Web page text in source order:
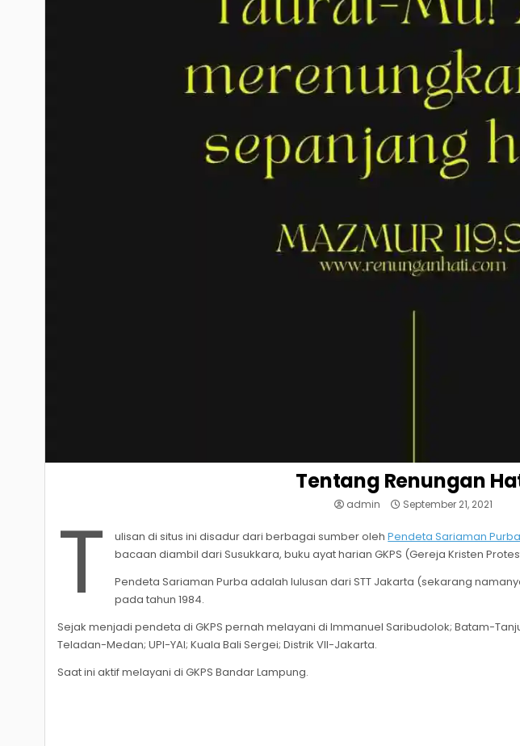
Tentang Renungan
admin September 21, 2021
T ulisan di situs ini disadur dari berbagai sumber olehPendeta Sariaman
bacaan diambil dari Susukkara, buku ayat harian GKPS (Gereja Kristen
Pendeta Sariaman Purba adalah lulusan dari STT Jakarta (sekarang
pada tahun 1984.
Sejak menjadi pendeta di GKPS pernah melayani di Immanuel Saribudolok; Batam-
Teladan-Medan; UPI-YAI; Kuala Bali Sergei; Distrik VII-Jakarta.
Saat ini aktif melayani di GKPS Bandar Lampung.